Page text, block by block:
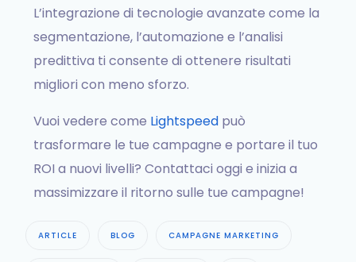
L’integrazione di tecnologie avanzate come la
segmentazione, l’automazione e l’analisi
predittiva ti consente di ottenere risultati
migliori con meno sforzo.
Vuoi vedere come Lightspeed può
trasformare le tue campagne e portare il tuo
ROI a nuovi livelli? Contattaci oggi e inizia a
massimizzare il ritorno sulle tue campagne!
ARTICLE BLOG CAMPAGNE MARKETING